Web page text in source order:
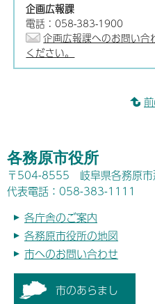
企画広報課
電話：058-383-1900
企画広報課へのお問い合
ください。
各務原市役所
〒504-8555 岐阜県各務原市
代表電話：058-383-1111
各庁舎のご案内
各務原市役所の地図
市へのお問い合わせ
市のあらまし